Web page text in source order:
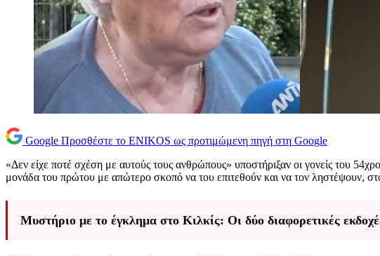
Google Προσθέστε το ENIKOS ως προτιμώμενη πηγή στη Google
«Δεν είχε ποτέ σχέση με αυτούς τους ανθρώπους» υποστήριξαν οι γονείς του
μονάδα του πρώτου με απώτερο σκοπό να του επιτεθούν και να τον ληστέψουν,
Μυστήριο με το έγκλημα στο Κιλκίς: Οι δύο διαφορετικές